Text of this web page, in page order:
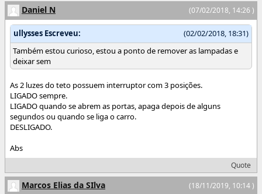
(07/02/2018, 14:26 )
Daniel N
(02/02/2018, 18:31)
ullysses Escreveu:
Também estou curioso, estou a ponto de remover as lampadas e
deixar sem
As 2 luzes do teto possuem interruptor com 3 posições.
LIGADO sempre.
LIGADO quando se abrem as portas, apaga depois de alguns
segundos ou quando se liga o carro.
DESLIGADO.
Abs
Quote
(18/11/2019, 10:14 )
Marcos Elias da SIlva